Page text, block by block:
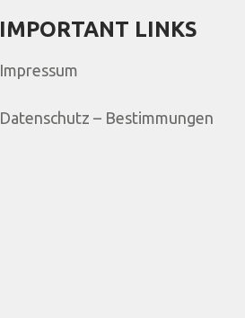
IMPORTANT LINKS
Impressum
Datenschutz – Bestimmungen